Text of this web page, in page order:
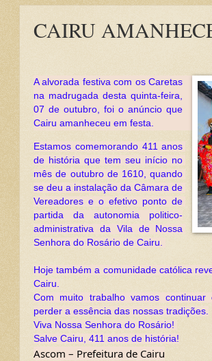
CAIRU
A alvorada festiva com os Caretas
na madrugada desta quinta-feira,
07 de outubro, foi o anúncio que
Cairu amanheceu em festa.
Estamos comemorando 411 anos
de história que tem seu início no
mês de outubro de 1610, quando
se deu a instalação da Câmara de
Vereadores e o efetivo ponto de
partida da autonomia politico-
administrativa da Vila de Nossa
Senhora do Rosário de Cairu.
Hoje também a comunidade católica
Cairu.
Com muito trabalho vamos continuar
perder a essência das nossas tradições.
Viva Nossa Senhora do Rosário!
Salve Cairu, 411 anos de história!
Ascom – Prefeitura de Cairu